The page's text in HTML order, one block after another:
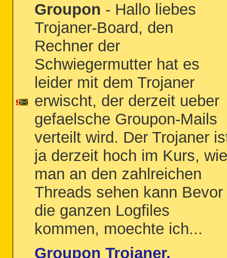
Groupon - Hallo liebes
Trojaner-Board, den
Rechner der
Schwiegermutter hat es
leider mit dem Trojaner
erwischt, der derzeit ueber
gefaelsche Groupon-Mails
verteilt wird. Der Trojaner
ja derzeit hoch im Kurs, wie
man an den zahlreichen
Threads sehen kann Bevor
die ganzen Logfiles
kommen, moechte ich...
Groupon Trojaner.